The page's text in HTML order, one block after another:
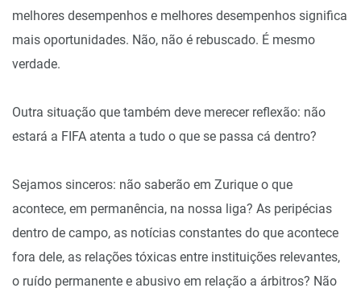
melhores desempenhos e melhores desempenhos significa
mais oportunidades. Não, não é rebuscado. É mesmo
verdade.
Outra situação que também deve merecer reflexão: não
estará a FIFA atenta a tudo o que se passa cá dentro?
Sejamos sinceros: não saberão em Zurique o que
acontece, em permanência, na nossa liga? As peripécias
dentro de campo, as notícias constantes do que acontece
fora dele, as relações tóxicas entre instituições relevantes,
o ruído permanente e abusivo em relação a árbitros? Não